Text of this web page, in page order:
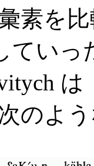
素を
ていっ
は
のよ